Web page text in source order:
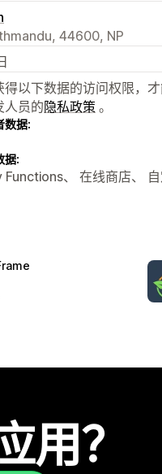
44600, NP
以下数据的访问权限，
人员的隐私政策 。
数据:
据:
Functions、 在线商店、
用？